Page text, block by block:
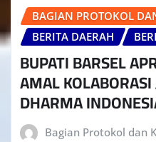
BAGIAN PROTOKOL
BERITA DAERAH
BUPATI BARSEL
AMAL
DHARMA
Bagian Protokol dan